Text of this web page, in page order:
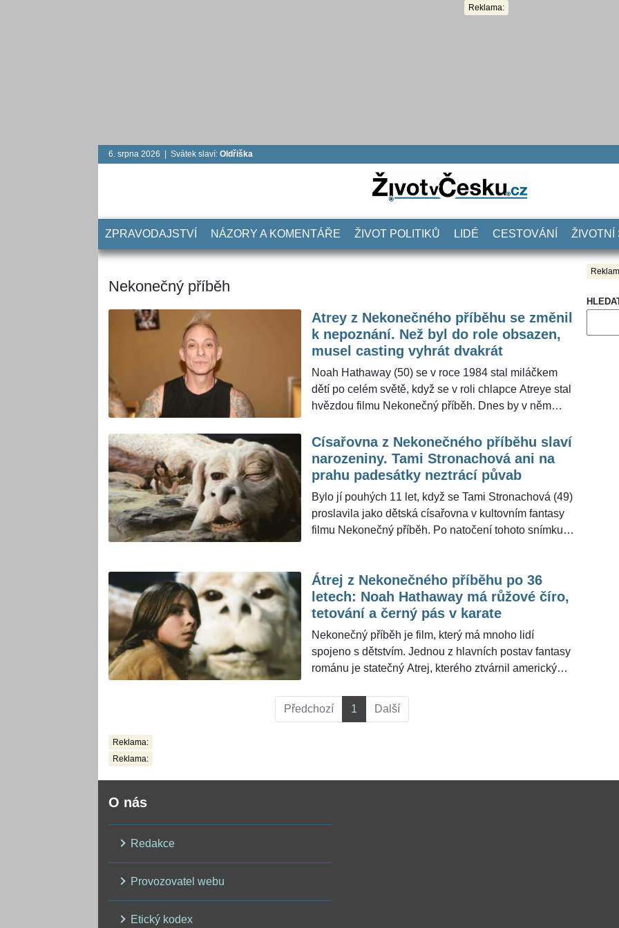
Reklama:
6. srpna 2026 | Svátek slaví: Oldřiška
ZPRAVODAJSTVÍ NÁZORY A KOMENTÁŘE ŽIVOT POLITIKŮ LIDÉ CESTOVÁNÍ ŽIVOTNÍ
Nekonečný příběh
Atrey z Nekonečného příběhu se změnil
k nepoznání. Než byl do role obsazen,
musel casting vyhrát dvakrát
Noah Hathaway (50) se v roce 1984 stal miláčkem
dětí po celém světě, když se v roli chlapce Atreye stal
hvězdou filmu Nekonečný příběh. Dnes by v něm
je nyní padesátník s duší punkera. Pro web
Cheatsheet popsal, jak náročný casting musel
absolvovat, aby mu jeho životní role byla svěřena.
Císařovna z Nekonečného příběhu slaví
narozeniny. Tami Stronachová ani na
prahu padesátky neztrácí půvab
Bylo jí pouhých 11 let, když se Tami Stronachová (49)
proslavila jako dětská císařovna v kultovním fantasy
filmu Nekonečný příběh. Po natočení tohoto snímku
životě šťastná a úspěšná se pozitivně odráží na jejím
vzhledu a sláva získaná její první rolí ji provází
dodnes.
Átrej z Nekonečného příběhu po 36
letech: Noah Hathaway má růžové číro,
tetování a černý pás v karate
Nekonečný příběh je film, který má mnoho lidí
spojeno s dětstvím. Jednou z hlavních postav fantasy
románu je statečný Atrej, kterého ztvárnil americký
dětskou hvězdou, která si získala miliony fanoušků po
Předchozí 1 Další
Reklama:
Reklama:
O nás
Redakce
Provozovatel webu
Etický kodex